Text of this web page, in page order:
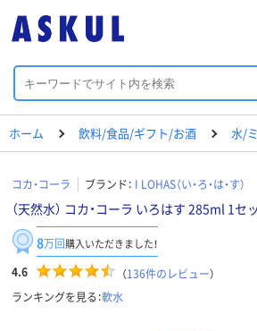
ホーム 飲料/食品/ギフト/お酒 水/
コカ・コーラ ブランド： I LOHAS（い・ろ・は・す）
（天然水） コカ・コーラ いろはす 285ml 1セッ
8万回購入いただきました！
4.6 （136件のレビュー）
ランキングを見る：軟水